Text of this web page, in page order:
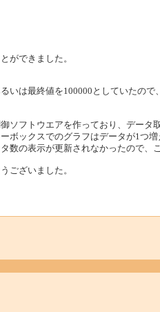
ができました。
いは最終値を100000としていたので
ソフトウエアを作っており、データ
ボックスでのグラフはデータが1つ
数の表示が更新されなかったので、
ございました。